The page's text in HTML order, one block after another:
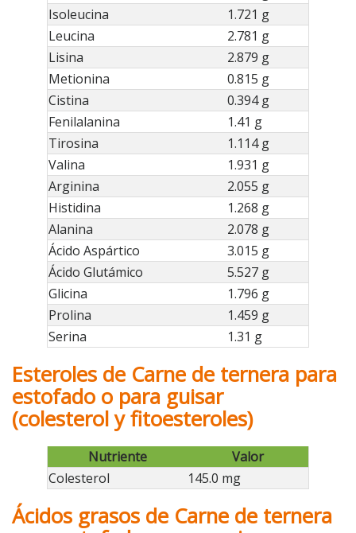
Isoleucina
1.721 g
Leucina
2.781 g
Lisina
2.879 g
Metionina
0.815 g
Cistina
0.394 g
Fenilalanina
1.41 g
Tirosina
1.114 g
Valina
1.931 g
Arginina
2.055 g
Histidina
1.268 g
Alanina
2.078 g
Ácido Aspártico
3.015 g
Ácido Glutámico
5.527 g
Glicina
1.796 g
Prolina
1.459 g
Serina
1.31 g
Esteroles de Carne de ternera para
estofado o para guisar
(colesterol y fitoesteroles)
Nutriente
Valor
Colesterol
145.0 mg
Ácidos grasos de Carne de ternera